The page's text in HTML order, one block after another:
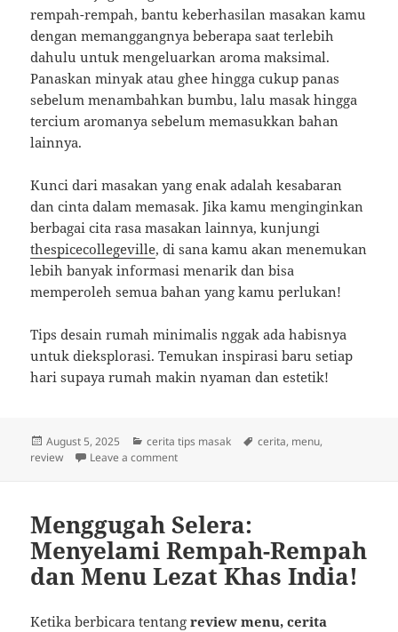
rempah-rempah, bantu keberhasilan masakan kamu
dengan memanggangnya beberapa saat terlebih
dahulu untuk mengeluarkan aroma maksimal.
Panaskan minyak atau ghee hingga cukup panas
sebelum menambahkan bumbu, lalu masak hingga
tercium aromanya sebelum memasukkan bahan
lainnya.
Kunci dari masakan yang enak adalah kesabaran
dan cinta dalam memasak. Jika kamu menginginkan
berbagai cita rasa masakan lainnya, kunjungi
thespicecollegeville, di sana kamu akan menemukan
lebih banyak informasi menarik dan bisa
memperoleh semua bahan yang kamu perlukan!
Tips desain rumah minimalis nggak ada habisnya
untuk dieksplorasi. Temukan inspirasi baru setiap
hari supaya rumah makin nyaman dan estetik!
Posted
on
August 5, 2025 Categories
cerita tips masak Tags
cerita, menu,
review
Leave a commenton Mencicipi India: Cerita Rempah dan Tips
Menggugah Selera:
Menyelami Rempah-Rempah
dan Menu Lezat Khas India!
Ketika berbicara tentangreview menu, cerita